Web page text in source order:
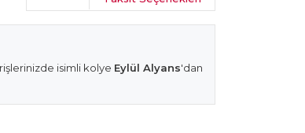
isimli kolye Eylül Alyans'dan